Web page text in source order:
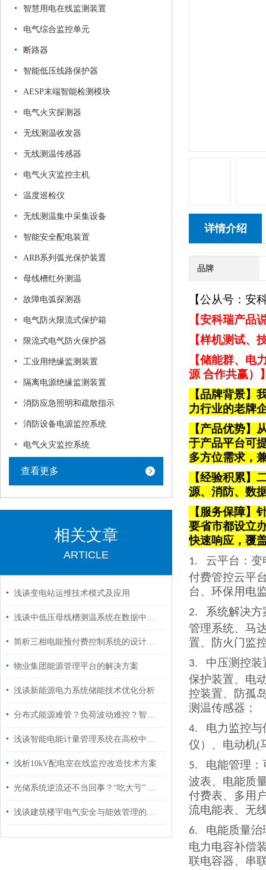
智慧用电在线监测装置
电气综合监控单元
断路器
智能低压线路保护器
AESP末端智能检测模块
电气火灾探测器
无线测温收发器
无线测温传感器
电气火灾监控主机
温度巡检仪
无线测温集中采集设备
智能安全配电装置
ARB系列弧光保护装置
母线槽红外测温
故障电弧探测器
电气防火限流式保护箱
限流式电气防火保护器
工业用绝缘监测装置
隔离电源绝缘监测装置
消防应急照明和疏散指示
消防设备电源监控系统
电气火灾监控系统
查看更多
相关文章
ARTICLE
浅谈变电站运维技术模式及应用
浅谈中低压母线槽测温系统在数据中心机房的应用研究
简析三相电能预付费控制系统的设计与产品选型
物业集团能源管理平台的解决方案
浅谈新能源电力系统储能技术优化分析
分布式能源难管？负荷波动难控？智慧能源平台破局新型配电网挑战
浅谈智能电能计量管理系统在高校中的应用方案
浅析10kV配电室在线监控改造技术方案
光储系统逆流还不当回事？“吃大亏” 的教训可太深刻！
浅谈建筑楼宇电气安全与能效管理的应用与选型
详情介绍
品牌
【公从号：安
【安科瑞产品
【样机测试、
【储能群、电
源 合作共赢）
【品牌背景】
力行业的老牌
【产品优势】
于产品平台可
多方位需求，
【经验积累】
源、消防、数
【服务保障
要省市都设立
快速响应，覆
1. 云平台 ：
付费管控云平
台、环保用电
2.
系统解决
管理系统、马
置、防火门监
3.
中压测控
保护装置、电
控装置、防孤
测温传感器 ；
4.
电力监控
仪）、电动机(
5.
电能管理
波表、电能质
付费表、多用
流电能表、无
6.
电能质量
电力电容补偿
联电容器、串